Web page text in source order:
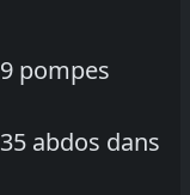
pompes
abdos dans